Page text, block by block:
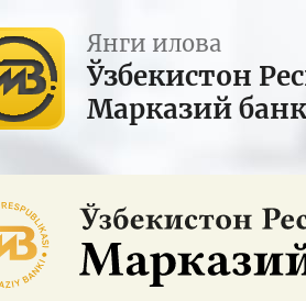
Янги илова
Ўзбекистон
Марказий